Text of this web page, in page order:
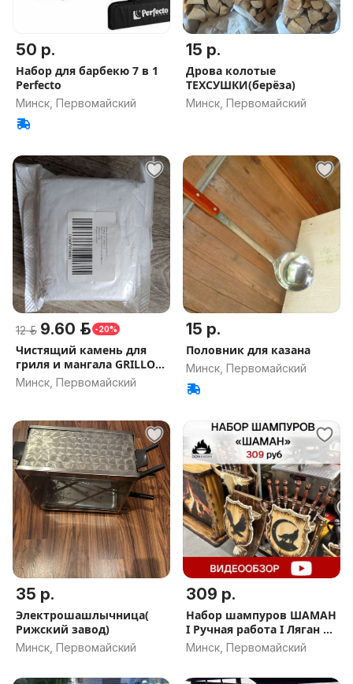
50 р.
Набор для барбекю 7 в 1
Perfecto
Минск, Первомайский
15 р.
Дрова колотые
ТЕХСУШКИ(берёза)
Минск, Первомайский
12 р. 9.60 р. -20%
Чистящий камень для
гриля и мангала GRILLOK,
новый
Минск, Первомайский
15 р.
Половник для казана
Минск, Первомайский
35 р.
Электрошашлычница(
Рижский завод)
Минск, Первомайский
309 р.
Набор шампуров ШАМАН
I Ручная работа I Ляган в
подарок I Бесплатная
доставка I Мангал
Минск, Первомайский